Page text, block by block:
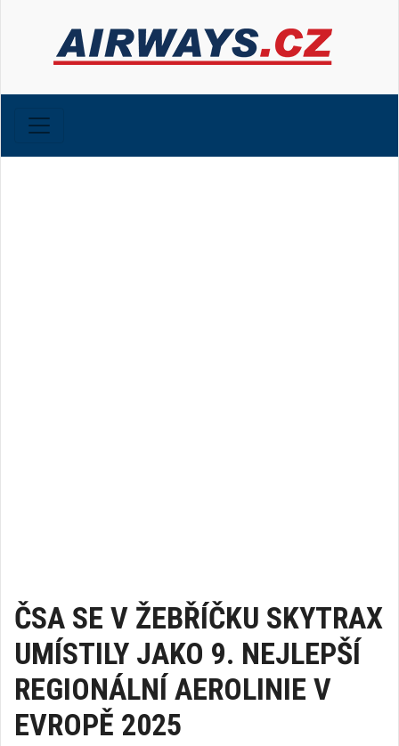
ČSA SE V ŽEBŘÍČKU SKYTRAX
UMÍSTILY JAKO 9. NEJLEPŠÍ
REGIONÁLNÍ AEROLINIE V
EVROPĚ 2025